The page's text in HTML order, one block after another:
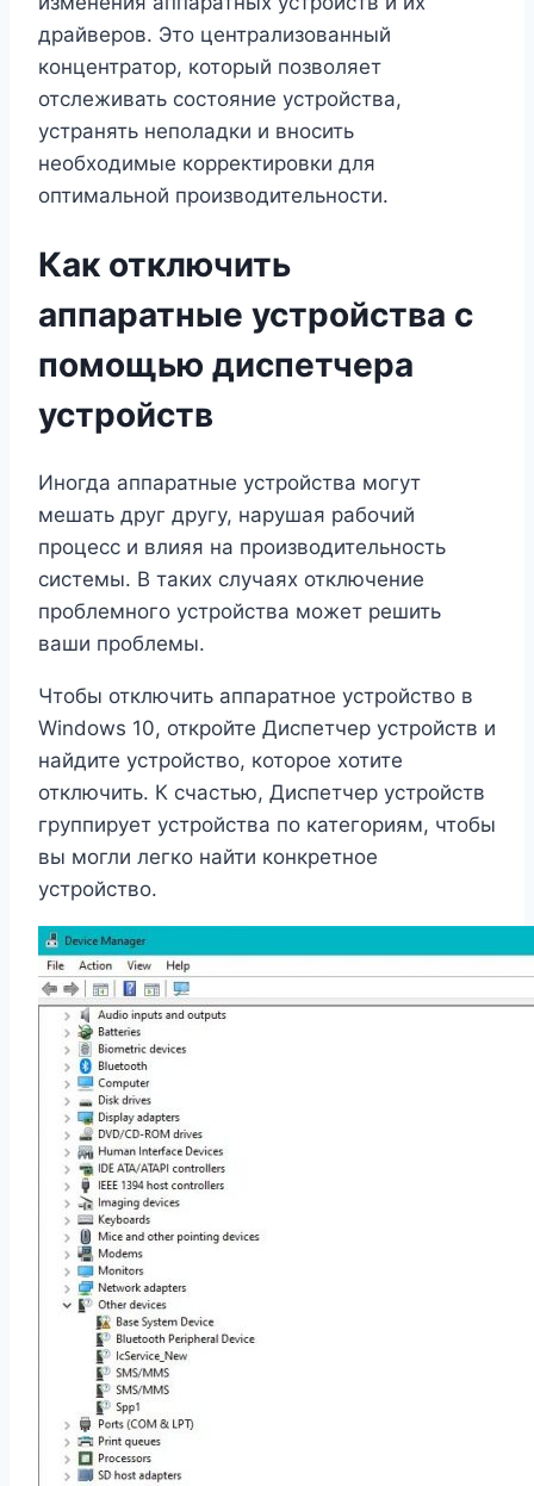
драйверов. Это централизованный
концентратор, который позволяет
отслеживать состояние устройства,
устранять неполадки и вносить
необходимые корректировки для
оптимальной производительности.
Как отключить
аппаратные устройства с
помощью диспетчера
устройств
Иногда аппаратные устройства могут
мешать друг другу, нарушая рабочий
процесс и влияя на производительность
системы. В таких случаях отключение
проблемного устройства может решить
ваши проблемы.
Чтобы отключить аппаратное устройство в
Windows 10, откройте Диспетчер устройств и
найдите устройство, которое хотите
отключить. К счастью, Диспетчер устройств
группирует устройства по категориям, чтобы
вы могли легко найти конкретное
устройство.